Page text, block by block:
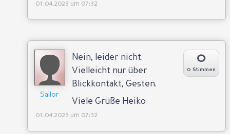
01.04.2023 um 07:32
Sailor
0
0 Stimmen
Nein, leider nicht.
Vielleicht nur über
Blickkontakt, Gesten.
Viele Grüße Heiko
01.04.2023 um 07:32